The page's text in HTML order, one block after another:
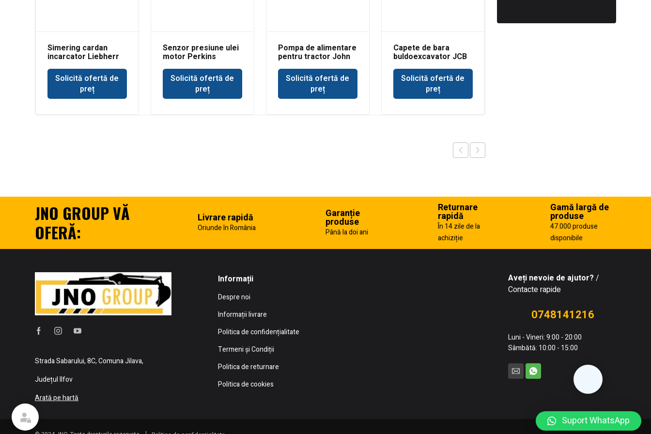
Simering cardan
incarcator Liebherr
Solicită ofertă de
preț
Senzor presiune ulei
motor Perkins
Solicită ofertă de
preț
Pompa de alimentare
pentru tractor John
Solicită ofertă de
preț
Capete de bara
buldoexcavator JCB
Solicită ofertă de
preț
JNO GROUP VĂ
OFERĂ:
Livrare rapidă
Oriunde în România
Garanție
produse
Până la doi ani
Returnare
rapidă
În 14 zile de la
achiziție
Gamă largă de
produse
47.000 produse
disponibile
Strada Sabarului, 8C, Comuna Jilava,
Județul Ilfov
Arată pe hartă
Informații
Despre noi
Informații livrare
Politica de confidențialitate
Termeni și Condiții
Politica de returnare
Politica de cookies
Aveți nevoie de ajutor? /
Contacte rapide
0748141216
Luni - Vineri: 9:00 - 20:00
Sâmbătă: 10:00 - 15:00
Suport WhatsApp